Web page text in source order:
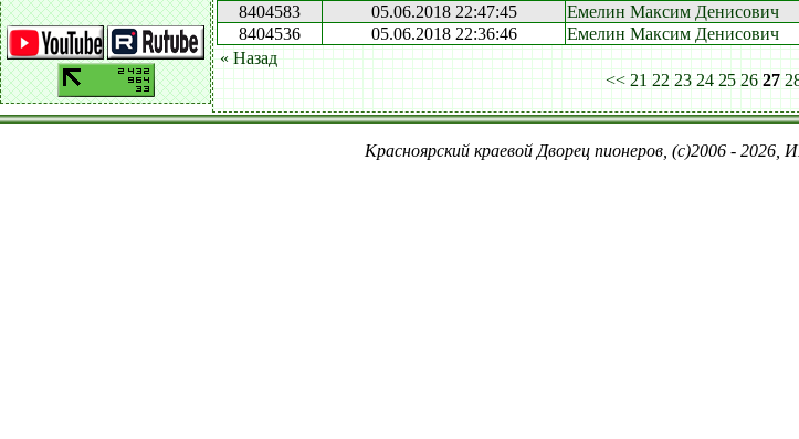
8404583
05.06.2018 22:47:45 Емелин Максим Денисович
8404536
05.06.2018 22:36:46 Емелин Максим Денисович
« Назад
<< 21 22 23 24 25 26 27
Красноярский краевой Дворец пионеров, (c)2006 -